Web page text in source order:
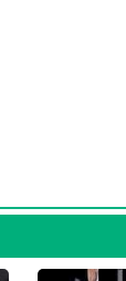
و به‌عنوان